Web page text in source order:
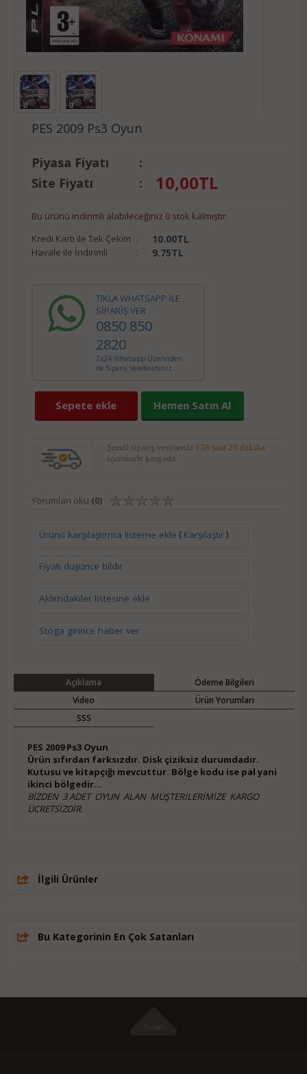
PES 2009 Ps3 Oyun
Piyasa Fiyatı
:
Site Fiyatı
: 10,00TL
Bu ürünü indirimli alabileceğiniz 0 stok kalmıştır.
Kredi Kartı ile Tek Çekim : 10.00TL
Havale ile İndirimli : 9.75TL
TIKLA WHATSAPP İLE
SİPARİŞ VER
0850 850
2820
7x24 Whatsapp Üzerinden
de Sipariş Verebilirsiniz.
Sepete ekle Hemen Satın Al
Şimdi sipariş verirseniz 138 saat 20 dakika
içerisinde kargoda.
Yorumları oku (0)
Ürünü karşılaştırma listeme ekle ( Karşılaştır)
Fiyatı düşünce bildir
Aklımdakiler listesine ekle
Stoga girince haber ver
Açıklama
Ödeme Bilgileri
Video
Ürün Yorumları
SSS
PES 2009 Ps3 Oyun
Ürün sıfırdan farksızdır. Disk çiziksiz durumdadır.
Kutusu ve kitapçığı mevcuttur. Bölge kodu ise pal yani
ikinci bölgedir...
BİZDEN 3 ADET OYUN ALAN MÜŞTERİLERİMİZE KARGO
ÜCRETSİZDİR.
İlgili Ürünler
Bu Kategorinin En Çok Satanları